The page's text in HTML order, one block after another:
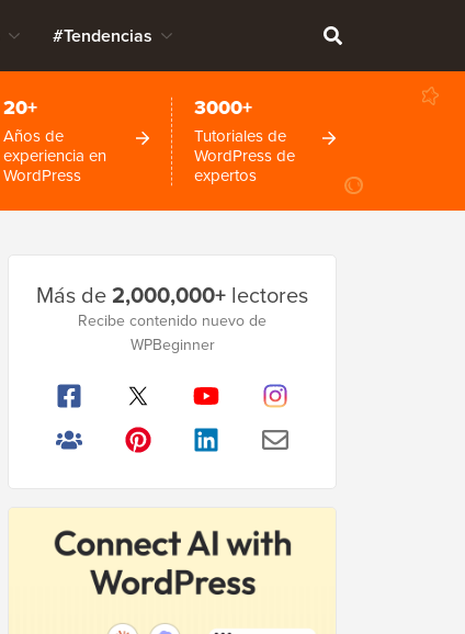
#Tendencias
20+
Años de
experiencia en
WordPress
3000+
Tutoriales de
WordPress de
expertos
lateral
Más de2,000,000+ lectores
Recibe contenido nuevo de
WPBeginner